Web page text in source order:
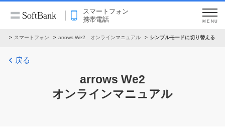
スマートフォン
携帯電話
MENU
スマートフォン arrows We2 オンラインマニュアル シンプルモードに切り替える
戻る
arrows We2
オンラインマニュアル